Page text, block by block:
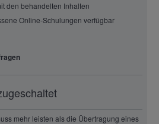
den behandelten Inhalten
Online-Schulungen verfügbar
mehr leisten als die Übertragung eines